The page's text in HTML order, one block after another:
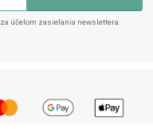
za účelom zasielania newslettera.